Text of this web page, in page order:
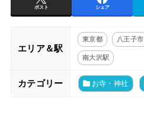
ポスト シェア
エリア＆駅
東京都 八王子市
南大沢駅
カテゴリー お寺・神社